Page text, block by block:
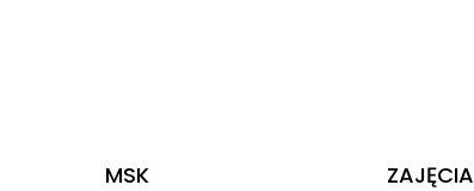
MSK ZAJĘCIA